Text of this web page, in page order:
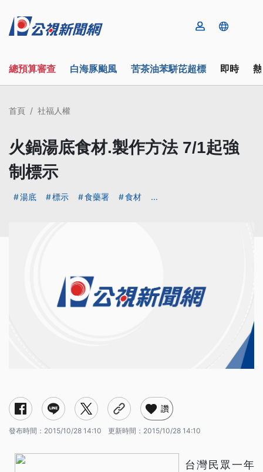
總預算審查 白海豚颱風 苦茶油苯駢芘超標 即時
首頁 社福人權
火鍋湯底食材.製作方法 7/1起強
制標示
湯底 標示 食藥署 食材 ...
讚
發布時間： 2015/10/28 14:10 更新時間： 2015/10/28 14:10
台灣民眾一年